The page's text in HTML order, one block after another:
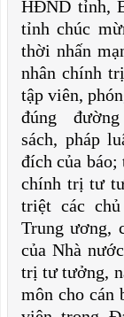
HĐND tỉnh,
tỉnh chúc
thời nhấn
nhân chính
tập viên,
đúng
sách, pháp
đích của
chính trị tư
triệt các
Trung ương,
của Nhà
trị tư tưởng,
môn cho cán